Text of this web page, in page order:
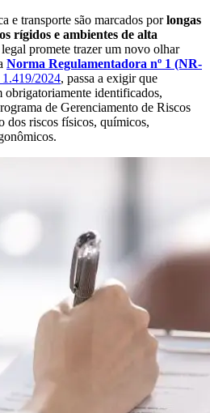
e transporte são marcados porlongas
rígidos e ambientes de alta
promete trazer um novo olhar
Norma Regulamentadora nº 1 (NR-
1.419/2024, passa a exigir que
obrigatoriamente identificados,
de Gerenciamento de Riscos
dos riscos físicos, químicos,